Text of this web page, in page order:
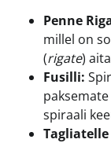
Penne
millel on
(rigate)
Fusilli:
spiraali